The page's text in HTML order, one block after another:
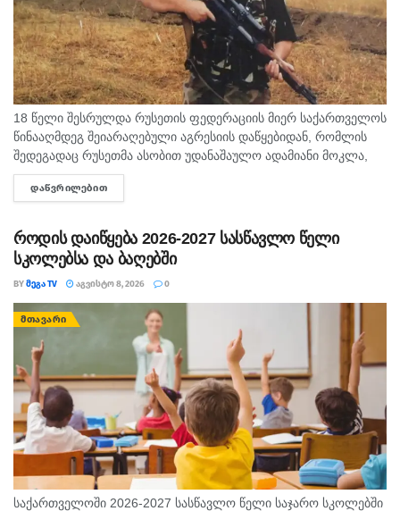
18 წელი შესრულდა რუსეთის ფედერაციის მიერ საქართველოს
წინააღმდეგ შეიარაღებული აგრესიის დაწყებიდან, რომლის
შედეგადაც რუსეთმა ასობით უდანაშაულო ადამიანი მოკლა,
დაიპყრო აფხაზეთი და ცხინვალის რეგიონი. ამ სტატიაში
აგვისტოს გმირი გოგიტა მაკრახიძის შესახებ...
ᲓᲐᲬᲕᲠᲘᲚᲔᲑᲘᲗ
როდის დაიწყება 2026-2027 სასწავლო წელი
სკოლებსა და ბაღებში
BYᲛᲔᲒᲐ TV ᲐᲒᲕᲘᲡᲢᲝ 8, 2026 0
ᲛᲗᲐᲕᲐᲠᲘ
საქართველოში 2026-2027 სასწავლო წელი საჯარო სკოლებში